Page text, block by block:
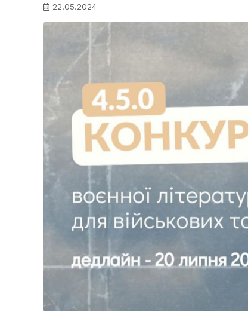
22.05.2024